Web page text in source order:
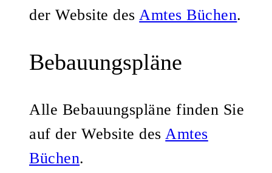
der Website des Amtes Büchen.
Bebauungspläne
Alle Bebauungspläne finden Sie
auf der Website desAmtes
Büchen.